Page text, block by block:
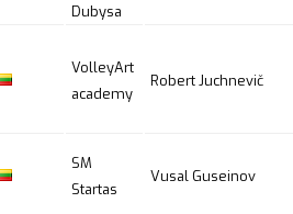
Dubysa
VolleyArt
academy
Robert Juchnevič
SM
Startas
Vusal Guseinov